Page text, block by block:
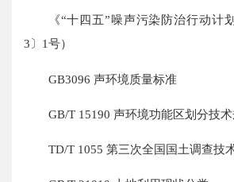
《“十四五”噪声污染防治行动计
3〕1号）
GB3096 声环境质量标准
GB/T 15190 声环境功能区划分技
TD/T 1055 第三次全国国土调查技